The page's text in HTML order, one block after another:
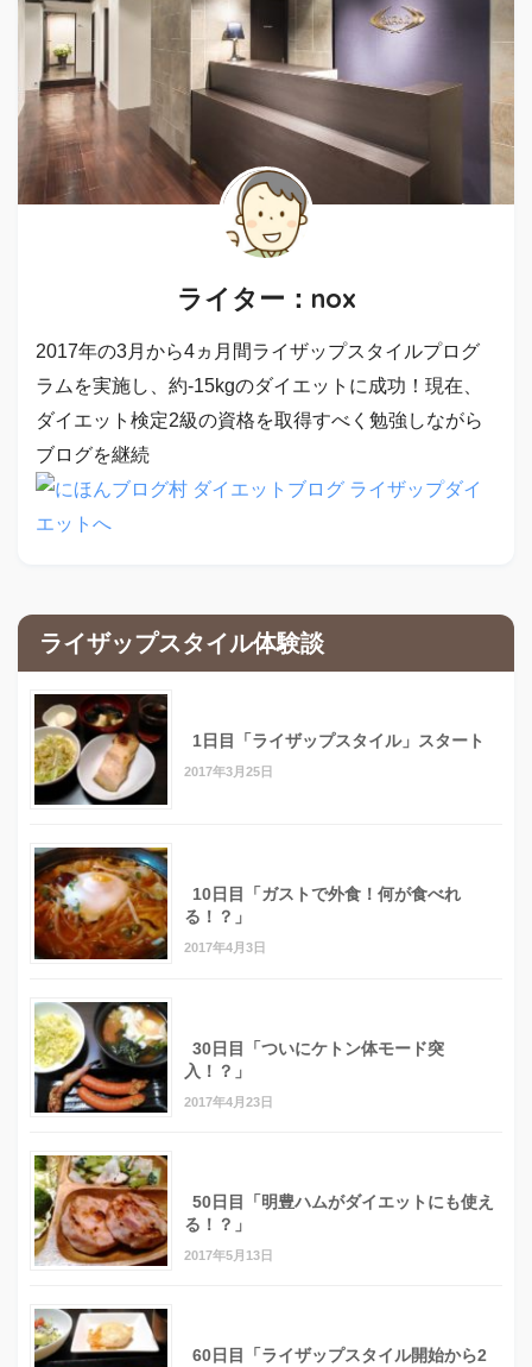
ライター：nox
2017年の3月から4ヵ月間ライザップスタイルプログ
ラムを実施し、約-15kgのダイエットに成功！現在、
ダイエット検定2級の資格を取得すべく勉強しながら
ブログを継続
ライザップスタイル体験談
1日目「ライザップスタイル」スタート
2017年3月25日
10日目「ガストで外食！何が食べれ
る！？」
2017年4月3日
30日目「ついにケトン体モード突
入！？」
2017年4月23日
50日目「明豊ハムがダイエットにも使え
る！？」
2017年5月13日
60日目「ライザップスタイル開始から2